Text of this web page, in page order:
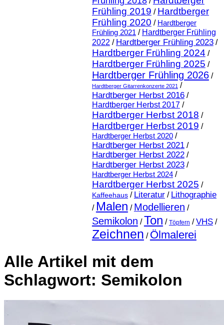
Frühling 2019 / Hardtberger
Frühling 2020 / Hardtberger
Frühling 2021 / Hardtberger Frühling
2022 / Hardtberger Frühling 2023/
Hardtberger Frühling 2024 /
Hardtberger Frühling 2025 /
Hardtberger Frühling 2026/
Hardtberger Gitarrenkonzerte 2021 /
Hardtberger Herbst 2016/
Hardtberger Herbst 2017/
Hardtberger Herbst 2018 /
Hardtberger Herbst 2019 /
Hardtberger Herbst 2020/
Hardtberger Herbst 2021/
Hardtberger Herbst 2022/
Hardtberger Herbst 2023/
Hardtberger Herbst 2024/
Hardtberger Herbst 2025 /
Kaffeehaus/ Literatur/ Lithographie
/ Malen / Modellieren /
Semikolon /Ton / Töpfern /VHS/
Zeichnen / Ölmalerei
Alle Artikel mit dem
Schlagwort: Semikolon